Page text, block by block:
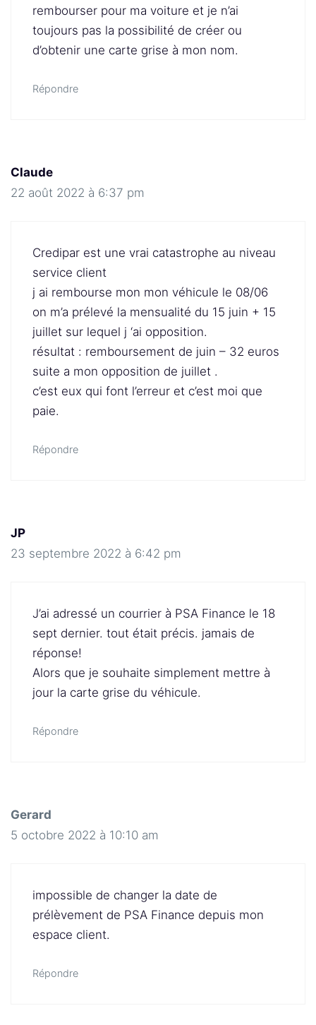
rembourser pour ma voiture et je n’ai
toujours pas la possibilité de créer ou
d’obtenir une carte grise à mon nom.
Répondre
Claude
22 août 2022 à 6:37 pm
Credipar est une vrai catastrophe au niveau
service client
j ai rembourse mon mon véhicule le 08/06
on m’a prélevé la mensualité du 15 juin + 15
juillet sur lequel j ‘ai opposition.
résultat : remboursement de juin – 32 euros
suite a mon opposition de juillet .
c’est eux qui font l’erreur et c’est moi que
paie.
Répondre
JP
23 septembre 2022 à 6:42 pm
J’ai adressé un courrier à PSA Finance le 18
sept dernier. tout était précis. jamais de
réponse!
Alors que je souhaite simplement mettre à
jour la carte grise du véhicule.
Répondre
Gerard
5 octobre 2022 à 10:10 am
impossible de changer la date de
prélèvement de PSA Finance depuis mon
espace client.
Répondre